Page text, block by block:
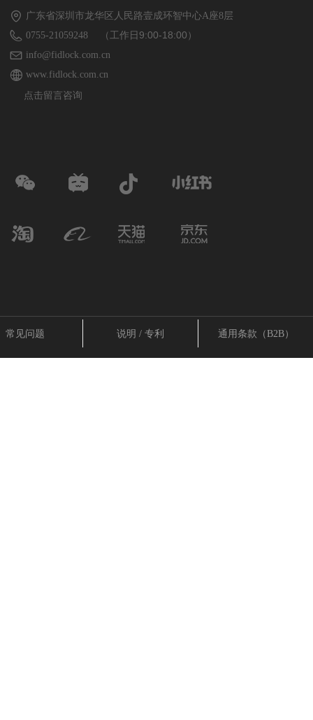
广东省深圳市龙华区人民路壹成环智中心A座8层
0755-21059248
info@fidlock.com.cn
www.fidlock.com.cn
常见问题 说明 / 专利 通用条款（B2B）
（工作日9:00-18:00）
点击留言咨询